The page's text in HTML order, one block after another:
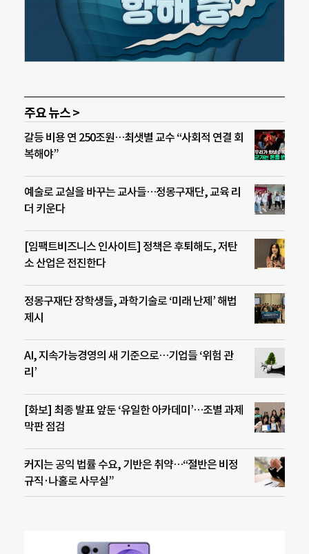
주요 뉴스 >
갈등 비용 연 250조원…최샛별 교수 “사회적 연결 회
복해야”
예술로 교실을 바꾸는 교사들…정몽구재단, 교육 리
더 키운다
[임팩트비즈니스 인사이트] 정책은 후퇴해도, 저탄
소 산업은 전진한다
정몽구재단 장학생들, 과학기술로 ‘미래 난제’ 해법
제시
AI, 지속가능경영의 새 기준으로…기업들 ‘위험 관
리’
[화보] 최종 발표 앞둔 ‘유일한 아카데미’…조별 과제
막판 점검
커지는 공익 법률 수요, 기반은 취약…“절반은 비정
규직·나홀로 사무실”